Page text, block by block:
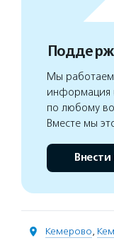
Мы
информация
по любому
Вместе мы
Внести
Кемерово,